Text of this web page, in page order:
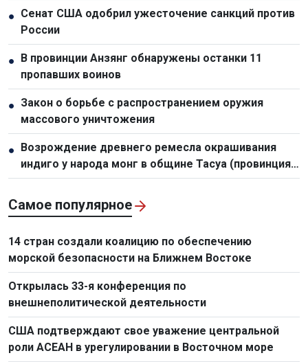
● Сенат США одобрил ужесточение санкций против
России
● В провинции Анзянг обнаружены останки 11
пропавших воинов
● Закон о борьбе с распространением оружия
массового уничтожения
● Возрождение древнего ремесла окрашивания
индиго у народа монг в общине Тасуа (провинция
Шонла)
Самое популярное
14 стран создали коалицию по обеспечению
морской безопасности на Ближнем Востоке
Открылась 33-я конференция по
внешнеполитической деятельности
США подтверждают свое уважение центральной
роли АСЕАН в урегулировании в Восточном море